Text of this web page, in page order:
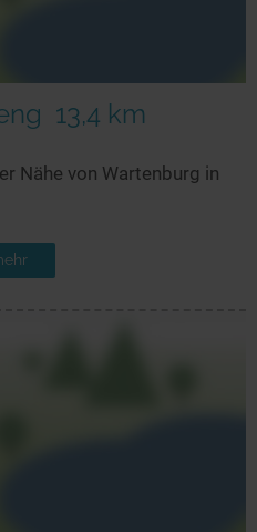
13,4 km
Nähe von Wartenburg in